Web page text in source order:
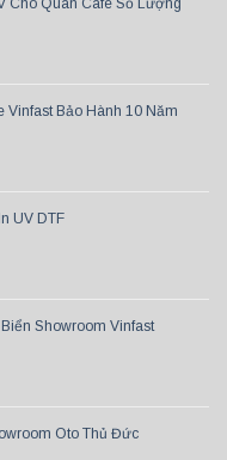
Vinfast Bảo Hành 10 Năm
UV DTF
Showroom Vinfast
Oto Thủ Đức